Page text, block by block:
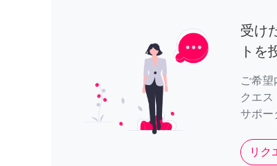
受け
トを
ご希望
クエ
サポー
リク